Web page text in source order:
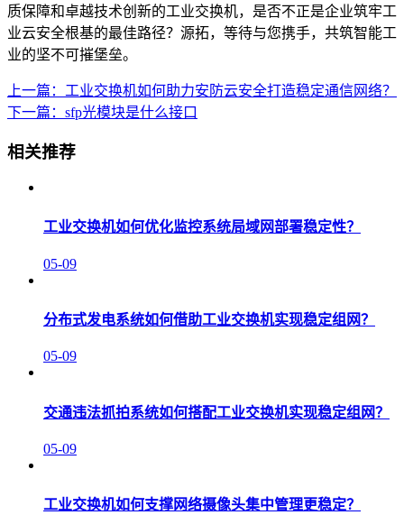
质保障和卓越技术创新的工业交换机，是否不正是企业筑牢工
业云安全根基的最佳路径？源拓，等待与您携手，共筑智能工
业的坚不可摧堡垒。
上一篇：工业交换机如何助力安防云安全打造稳定通信网络？
下一篇：sfp光模块是什么接口
相关推荐
工业交换机如何优化监控系统局域网部署稳定性？
05-09
分布式发电系统如何借助工业交换机实现稳定组网？
05-09
交通违法抓拍系统如何搭配工业交换机实现稳定组网？
05-09
工业交换机如何支撑网络摄像头集中管理更稳定？